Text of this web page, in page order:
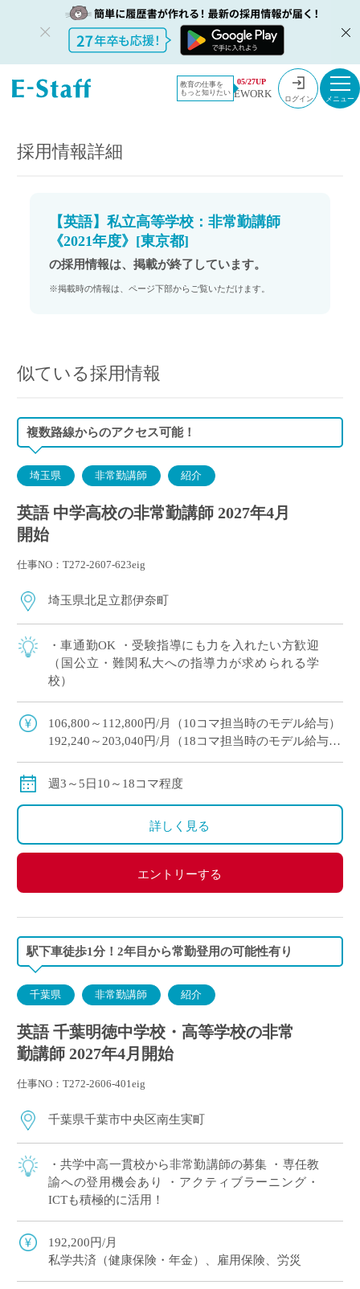
教育の仕事を
もっと知りたい
05/27UP
EWORK ログイン
教員採用情
報のイー・
採用情報
【英語】私立高等学校：非常勤講師《2021年度》[東京都]
採用情報詳細
【英語】私立高等学校：非常勤講師
《2021年度》[東京都]
の採用情報は、掲載が終了しています。
※掲載時の情報は、ページ下部からご覧いただけます。
似ている採用情報
複数路線からのアクセス可能！
埼玉県 非常勤講師 紹介
英語 中学高校の非常勤講師 2027年4月
開始
仕事NO：T272-2607-623eig
埼玉県北足立郡伊奈町
・車通勤OK ・受験指導にも力を入れたい方歓迎
（国公立・難関私大への指導力が求められる学
校）
106,800～112,800円/月（10コマ担当時のモデル給与）
192,240～203,040円/月（18コマ担当時のモデル給与）
保険等：労災保険
週3～5日10～18コマ程度
詳しく見る
エントリーする
駅下車徒歩1分！2年目から常勤登用の可能性有り
千葉県 非常勤講師 紹介
英語 千葉明徳中学校・高等学校の非常
勤講師 2027年4月開始
仕事NO：T272-2606-401eig
千葉県千葉市中央区南生実町
・共学中高一貫校から非常勤講師の募集 ・専任教
諭への登用機会あり ・アクティブラーニング・
ICTも積極的に活用！
192,200円/月
私学共済（健康保険・年金）、雇用保険、労災